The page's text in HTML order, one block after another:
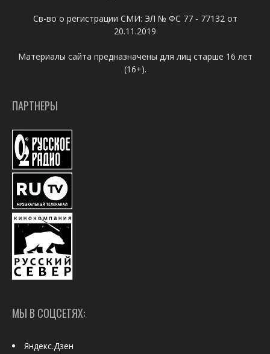
Св-во о регистрации СМИ: ЭЛ № ФС 77 - 77132 от
20.11.2019
Материалы сайта предназначены для лиц старше 16 лет
(16+).
ПАРТНЕРЫ
МЫ В СОЦСЕТЯХ:
Яндекс.Дзен